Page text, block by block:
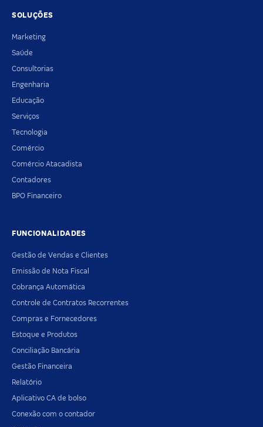
SOLUÇÕES
Marketing
Saúde
Consultorias
Engenharia
Educação
Serviços
Tecnologia
Comércio
Comércio Atacadista
Contadores
BPO Financeiro
FUNCIONALIDADES
Gestão de Vendas e Clientes
Emissão de Nota Fiscal
Cobrança Automática
Controle de Contratos Recorrentes
Compras e Fornecedores
Estoque e Produtos
Conciliação Bancária
Gestão Financeira
Relatório
Aplicativo CA de bolso
Conexão com o contador